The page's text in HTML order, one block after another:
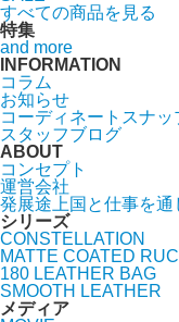
すべての商品を見る
特集
and more
INFORMATION
コラム
お知らせ
コーディネートスナッ
スタッフブログ
ABOUT
コンセプト
運営会社
発展途上国と仕事を通
シリーズ
CONSTELLATION
MATTE COATED
180 LEATHER BAG
SMOOTH LEATHER
メディア